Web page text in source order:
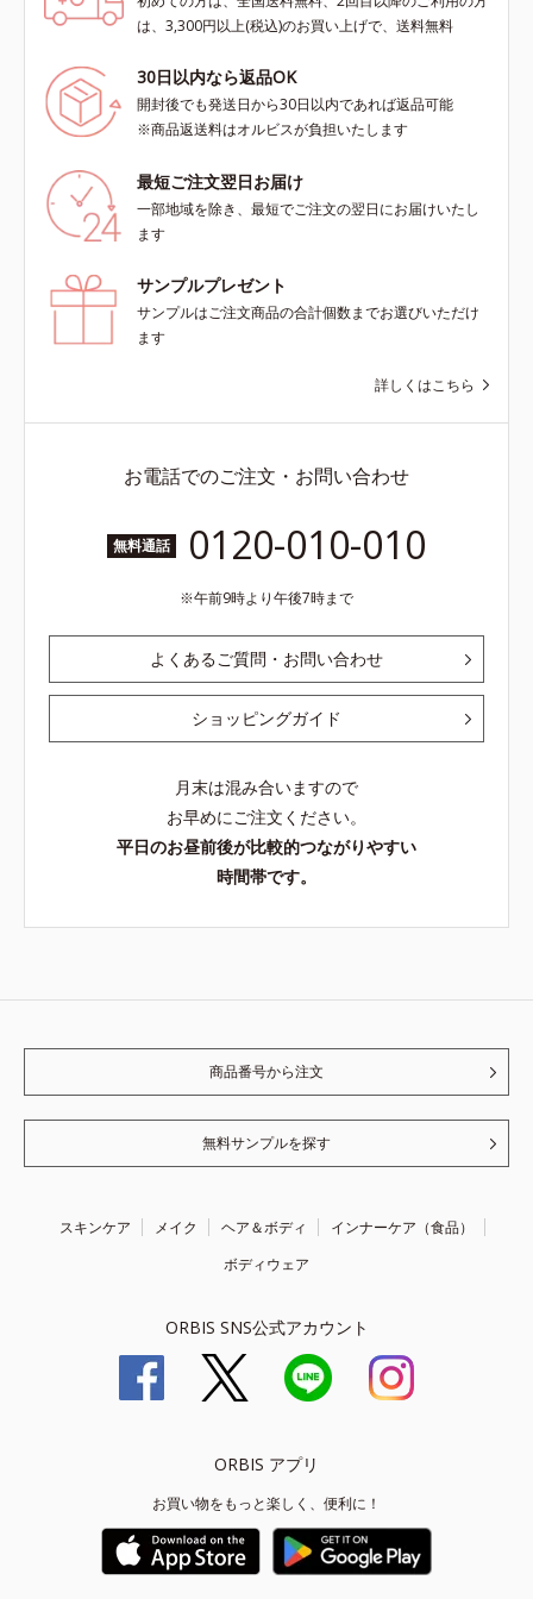
は、3,300円以上(税込)のお買い上げで、送料無料
30日以内なら返品OK
開封後でも発送日から30日以内であれば返品可能
※商品返送料はオルビスが負担いたします
最短ご注文翌日お届け
一部地域を除き、最短でご注文の翌日にお届けいたし
ます
サンプルプレゼント
サンプルはご注文商品の合計個数までお選びいただけ
ます
詳しくはこちら
お電話でのご注文・お問い合わせ
無料通話 0120-010-010
午前9時より午後7時まで
よくあるご質問・お問い合わせ
ショッピングガイド
月末は混み合いますので
お早めにご注文ください。
平日のお昼前後が比較的つながりやすい
時間帯です。
商品番号から注文
無料サンプルを探す
スキンケア メイク ヘア＆ボディ
インナーケア（食品）
ボディウェア
ORBIS SNS公式アカウント
ORBIS アプリ
お買い物をもっと楽しく、便利に！